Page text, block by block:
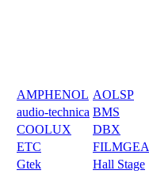
AMPHENOL AOLSP
audio-technica BMS
COOLUX
DBX
ETC
Gtek
Hall Stage